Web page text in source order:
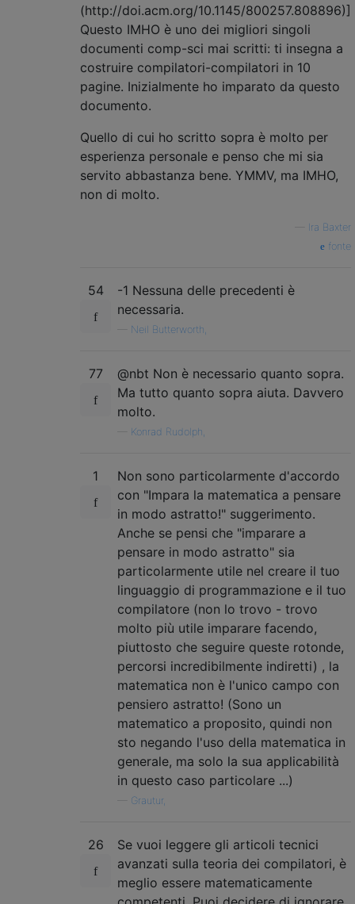
(http://doi.acm.org/10.1145/800257.808896)]
Questo IMHO è uno dei migliori singoli
documenti comp-sci mai scritti: ti insegna a
costruire compilatori-compilatori in 10
pagine. Inizialmente ho imparato da questo
documento.
Quello di cui ho scritto sopra è molto per
esperienza personale e penso che mi sia
servito abbastanza bene. YMMV, ma IMHO,
non di molto.
Ira Baxter
fonte
54
-1 Nessuna delle precedenti è
necessaria.
Neil Butterworth,
77
@nbt Non è necessario quanto sopra.
Ma tutto quanto sopra aiuta. Davvero
molto.
Konrad Rudolph,
1
Non sono particolarmente d'accordo
con "Impara la matematica a pensare
in modo astratto!" suggerimento.
Anche se pensi che "imparare a
pensare in modo astratto" sia
particolarmente utile nel creare il tuo
linguaggio di programmazione e il tuo
compilatore (non lo trovo - trovo
molto più utile imparare facendo,
piuttosto che seguire queste rotonde,
percorsi incredibilmente indiretti) , la
matematica non è l'unico campo con
pensiero astratto! (Sono un
matematico a proposito, quindi non
sto negando l'uso della matematica in
generale, ma solo la sua applicabilità
in questo caso particolare ...)
Grautur,
26
Se vuoi leggere gli articoli tecnici
avanzati sulla teoria dei compilatori, è
meglio essere matematicamente